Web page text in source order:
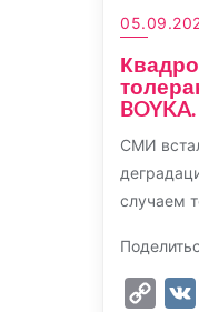
СМИ
случаем
Copy